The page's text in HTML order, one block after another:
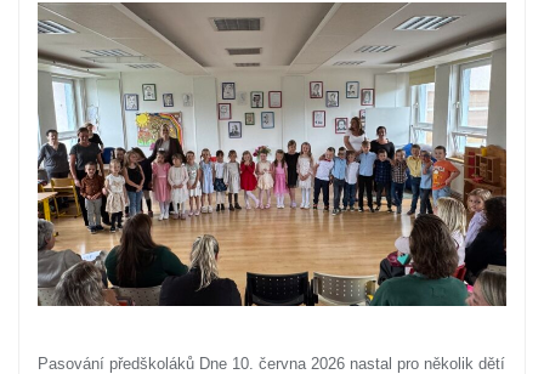
Pasování předškoláků Dne 10. června 2026 nastal pro několik dětí